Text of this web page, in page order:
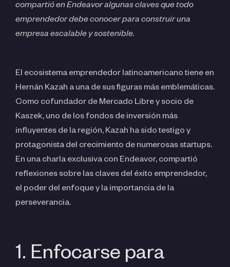
compartió en Endeavor algunas claves que todo
emprendedor debe conocer para construir una
empresa escalable y sostenible.
El ecosistema emprendedor latinoamericano tiene en
Hernán Kazah a una de sus figuras más emblemáticas.
Como cofundador de Mercado Libre y socio de
Kaszek, uno de los fondos de inversión más
influyentes de la región, Kazah ha sido testigo y
protagonista del crecimiento de numerosas startups.
En una charla exclusiva con Endeavor, compartió
reflexiones sobre las claves del éxito emprendedor,
el poder del enfoque y la importancia de la
perseverancia.
1. Enfocarse para